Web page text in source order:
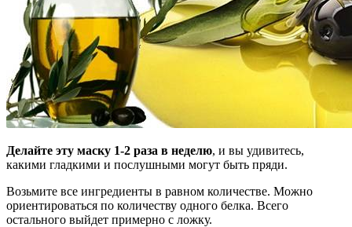
Делайте эту маску 1-2 раза в неделю, и вы удивитесь,
какими гладкими и послушными могут быть пряди.
Возьмите все ингредиенты в равном количестве. Можно
ориентироваться по количеству одного белка. Всего
остального выйдет примерно с ложку.